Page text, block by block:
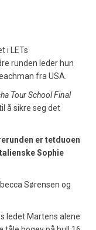
i LETs
runden leder hun
fra USA.
Tour School Final
å sikre seg det
er tetduoen
Sophie
Sørensen og
ledet Martens alene